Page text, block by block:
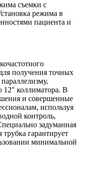
съемки с
режима в
пациента и
получения точных
12" коллиматора. В
и совершенные
используя
контроль,
задуманная
гарантирует
минимальной